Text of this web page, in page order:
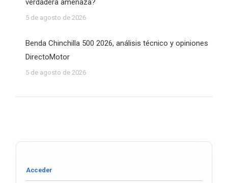
verdadera amenaza?
5 de agosto de 2026
Benda Chinchilla 500 2026, análisis técnico y opiniones
DirectoMotor
5 de agosto de 2026